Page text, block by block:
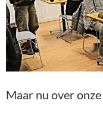
Maar nu over onze